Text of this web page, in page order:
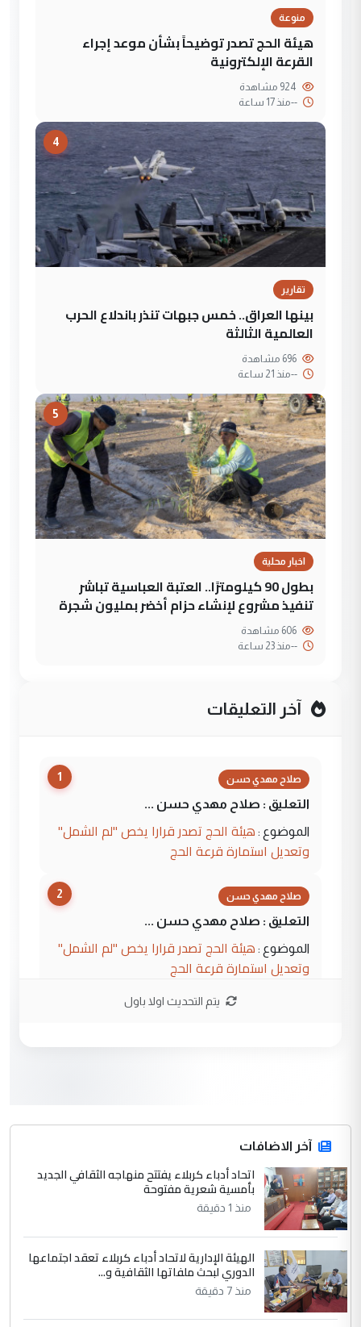
منوعة
هيئة الحج تصدر توضيحاً بشأن موعد إجراء
القرعة الإلكترونية
--منذ 17 ساعة
4
تقارير
بينها العراق.. خمس جبهات تنذر باندلاع الحرب
العالمية الثالثة
--منذ 21 ساعة
5
اخبار محلية
بطول 90 كيلومترًا.. العتبة العباسية تباشر
تنفيذ مشروع لإنشاء حزام أخضر بمليون شجرة
--منذ 23 ساعة
آخر التعليقات
1 صلاح مهدي حسن
التعليق : صلاح مهدي حسن ...
الموضوع : هيئة الحج تصدر قرارا يخص "لم الشمل"
وتعديل استمارة قرعة الحج
2 صلاح مهدي حسن
التعليق : صلاح مهدي حسن ...
الموضوع : هيئة الحج تصدر قرارا يخص "لم الشمل"
وتعديل استمارة قرعة الحج
المشترك لا تستهدف أية دولة ومفتوحة لانضمام
الدول الشقيقة
4 يوسف غزوان عصمت
التعليق : بكالوريوس فيزياء طبية متزوج و
زوجتي أيضا بكالوريوس سكني بغداد أرغب في
الموضوع :
السعودية توافق على الاستمرار في
إعطاء 100 منحة دراسية للطلبة العراقيين في
جامعاتها سنويا
يتم التحديث اولا باول
آخر الاضافات
اتحاد أدباء كربلاء يفتتح منهاجه الثقافي الجديد
بأمسية شعرية مفتوحة
منذ 1 دقيقة
الهيئة الإدارية لاتحاد أدباء كربلاء تعقد اجتماعها
الدوري لبحث ملفاتها الثقافية و...
منذ 7 دقيقة